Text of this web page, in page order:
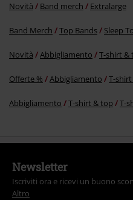
Novità Band merch Extralarge
Band Merch Top Bands Sleep
Novità Abbigliamento T-shirt &
Offerte % Abbigliamento T-
Abbigliamento T-shirt & top T-
Newsletter
Iscriviti ora e ricevi un buono
Altro